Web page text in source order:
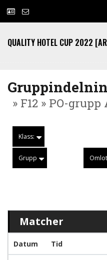
QUALITY HOTEL CUP 2022
» F12 » PO-grupp
Klass:
Grupp
Matcher
Datum Tid